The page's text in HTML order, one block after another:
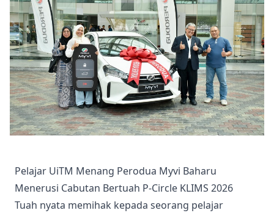
Pelajar UiTM Menang Perodua Myvi Baharu
Menerusi Cabutan Bertuah P-Circle KLIMS 2026
Tuah nyata memihak kepada seorang pelajar